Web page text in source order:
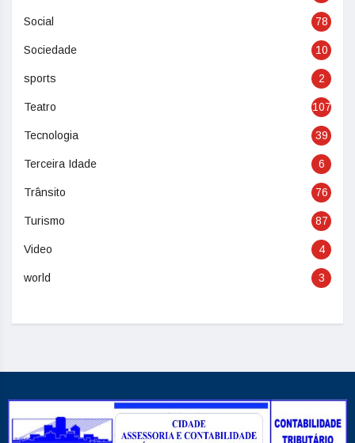
Social 78
Sociedade 10
sports 2
Teatro 107
Tecnologia 39
Terceira Idade 6
Trânsito 76
Turismo 87
Video 4
world 3